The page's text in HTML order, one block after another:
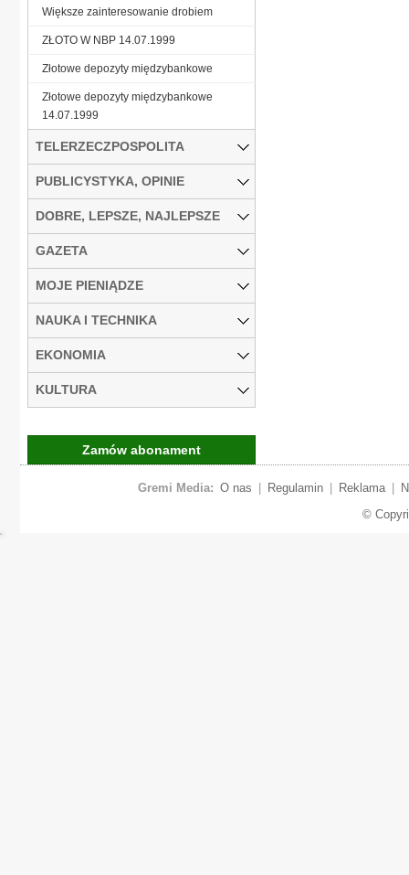
Większe zainteresowanie drobiem
ZŁOTO W NBP 14.07.1999
Złotowe depozyty międzybankowe
Złotowe depozyty międzybankowe
14.07.1999
TELERZECZPOSPOLITA
PUBLICYSTYKA, OPINIE
DOBRE, LEPSZE, NAJLEPSZE
GAZETA
MOJE PIENIĄDZE
NAUKA I TECHNIKA
EKONOMIA
KULTURA
Zamów abonament
Gremi Media: O nas Regulamin Reklama
©